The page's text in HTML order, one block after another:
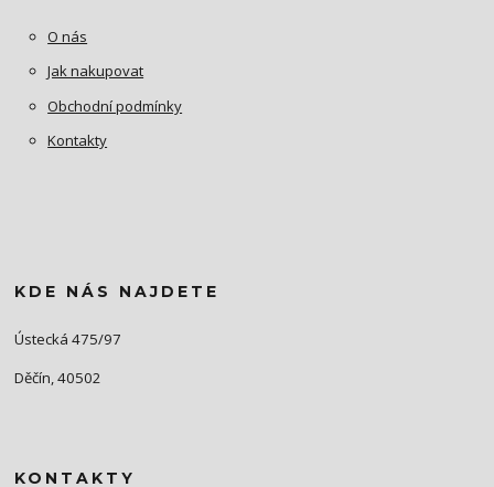
O nás
Jak nakupovat
Obchodní podmínky
Kontakty
KDE NÁS NAJDETE
Ústecká 475/97
Děčín, 40502
KONTAKTY